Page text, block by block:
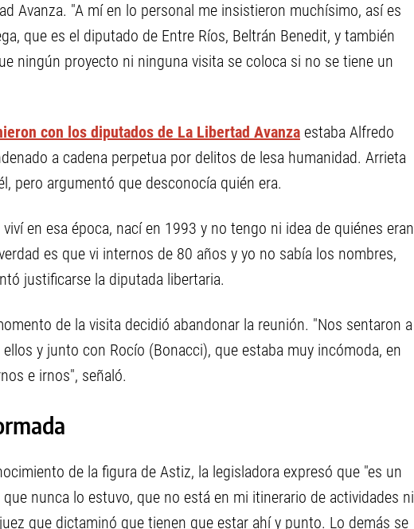
Avanza. "A mí en lo personal me insistieron muchísimo, así es
que es el diputado de Entre Ríos, Beltrán Benedit, y también
ningún proyecto ni ninguna visita se coloca si no se tiene un
con los diputados de La Libertad Avanza estaba Alfredo
a cadena perpetua por delitos de lesa humanidad. Arrieta
pero argumentó que desconocía quién era.
en esa época, nací en 1993 y no tengo ni idea de quiénes eran
es que vi internos de 80 años y yo no sabía los nombres,
justificarse la diputada libertaria.
de la visita decidió abandonar la reunión. "Nos sentaron a
y junto con Rocío (Bonacci), que estaba muy incómoda, en
e irnos", señaló.
de la figura de Astiz, la legisladora expresó que "es un
nunca lo estuvo, que no está en mi itinerario de actividades ni
que dictaminó que tienen que estar ahí y punto. Lo demás se